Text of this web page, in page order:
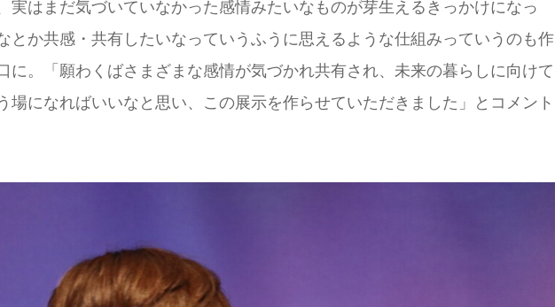
実はまだ気づいていなかった感情みたいなものが芽生えるきっかけになっ
とか共感・共有したいなっていうふうに思えるような仕組みっていうのも作
に。「願わくばさまざまな感情が気づかれ共有され、未来の暮らしに向けて
場になればいいなと思い、この展示を作らせていただきました」とコメント